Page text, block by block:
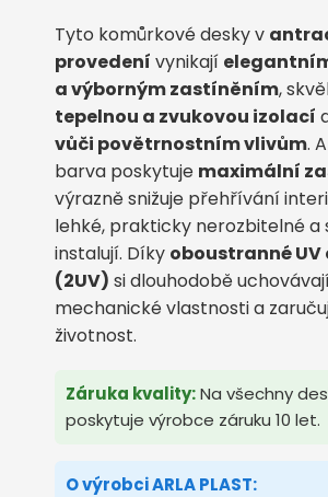
Tyto komůrkové desky v
provedení vynikají
a výborným zastíněním,
tepelnou a zvukovou izolací
vůči povětrnostním vlivům.
barva poskytuje maximální
výrazně snižuje přehřívání
lehké, prakticky nerozbitelné a
instalují. Díky oboustranné UV
(2UV) si dlouhodobě
mechanické vlastnosti a
životnost.
Záruka kvality:Na všechny
poskytuje výrobce záruku 10 let.
O výrobci ARLA PLAST: